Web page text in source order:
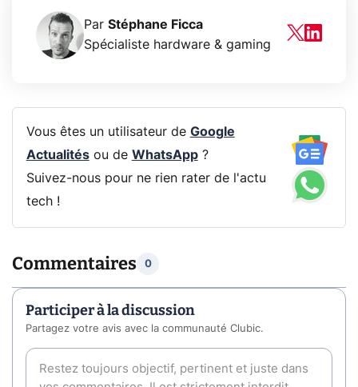
Par Stéphane Ficca
Spécialiste hardware & gaming
Vous êtes un utilisateur de Google
Actualitésou de WhatsApp?
Suivez-nous pour ne rien rater de l'actu
tech !
Commentaires 0
Participer à la discussion
Partagez votre avis avec la communauté Clubic.